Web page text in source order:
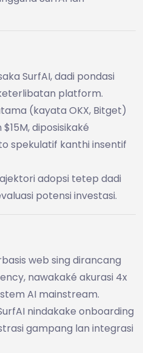
SurfAI, dadi pondasi
platform.
(kayata OKX, Bitget)
diposisikaké
spekulatif kanthi insentif
adopsi tetep dadi
potensi investasi.
web sing dirancang
nawakaké akurasi 4x
AI mainstream.
nindakake onboarding
gampang lan integrasi